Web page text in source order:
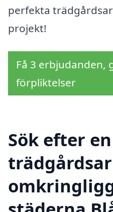
perfekta
projekt!
Få 3 erbjudanden,
förpliktelser
Sök efter